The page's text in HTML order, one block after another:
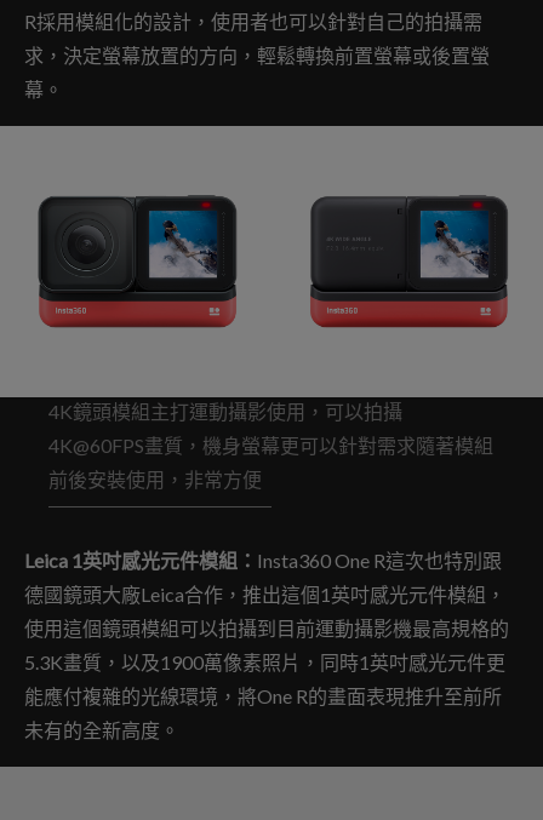
R採用模組化的設計，使用者也可以針對自己的拍攝需
求，決定螢幕放置的方向，輕鬆轉換前置螢幕或後置螢
幕。
4K鏡頭模組主打運動攝影使用，可以拍攝
4K@60FPS畫質，機身螢幕更可以針對需求隨著模組
前後安裝使用，非常方便
Leica 1英吋感光元件模組： Insta360 One R這次也特別跟
德國鏡頭大廠Leica合作，推出這個1英吋感光元件模組，
使用這個鏡頭模組可以拍攝到目前運動攝影機最高規格的
5.3K畫質，以及1900萬像素照片，同時1英吋感光元件更
能應付複雜的光線環境，將One R的畫面表現推升至前所
未有的全新高度。